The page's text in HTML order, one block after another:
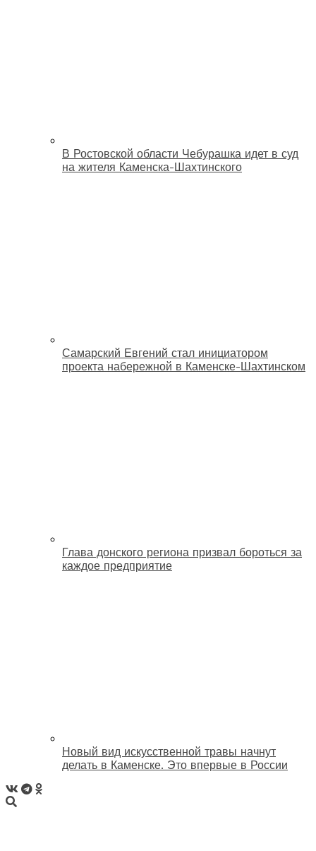
В Ростовской области Чебурашка идет в суд
на жителя Каменска-Шахтинского
Самарский Евгений стал инициатором
проекта набережной в Каменске-Шахтинском
Глава донского региона призвал бороться за
каждое предприятие
Новый вид искусственной травы начнут
делать в Каменске. Это впервые в России